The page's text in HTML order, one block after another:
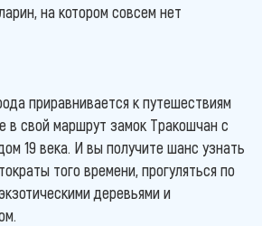
на котором совсем нет
приравнивается к путешествиям
в свой маршрут замок Тракошчан с
19 века. И вы получите шанс узнать
того времени, прогуляться по
деревьями и